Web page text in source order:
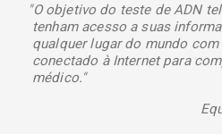
"O objetivo do teste de ADN
tenham acesso a suas
qualquer lugar do mundo
conectado à Internet para
médico."